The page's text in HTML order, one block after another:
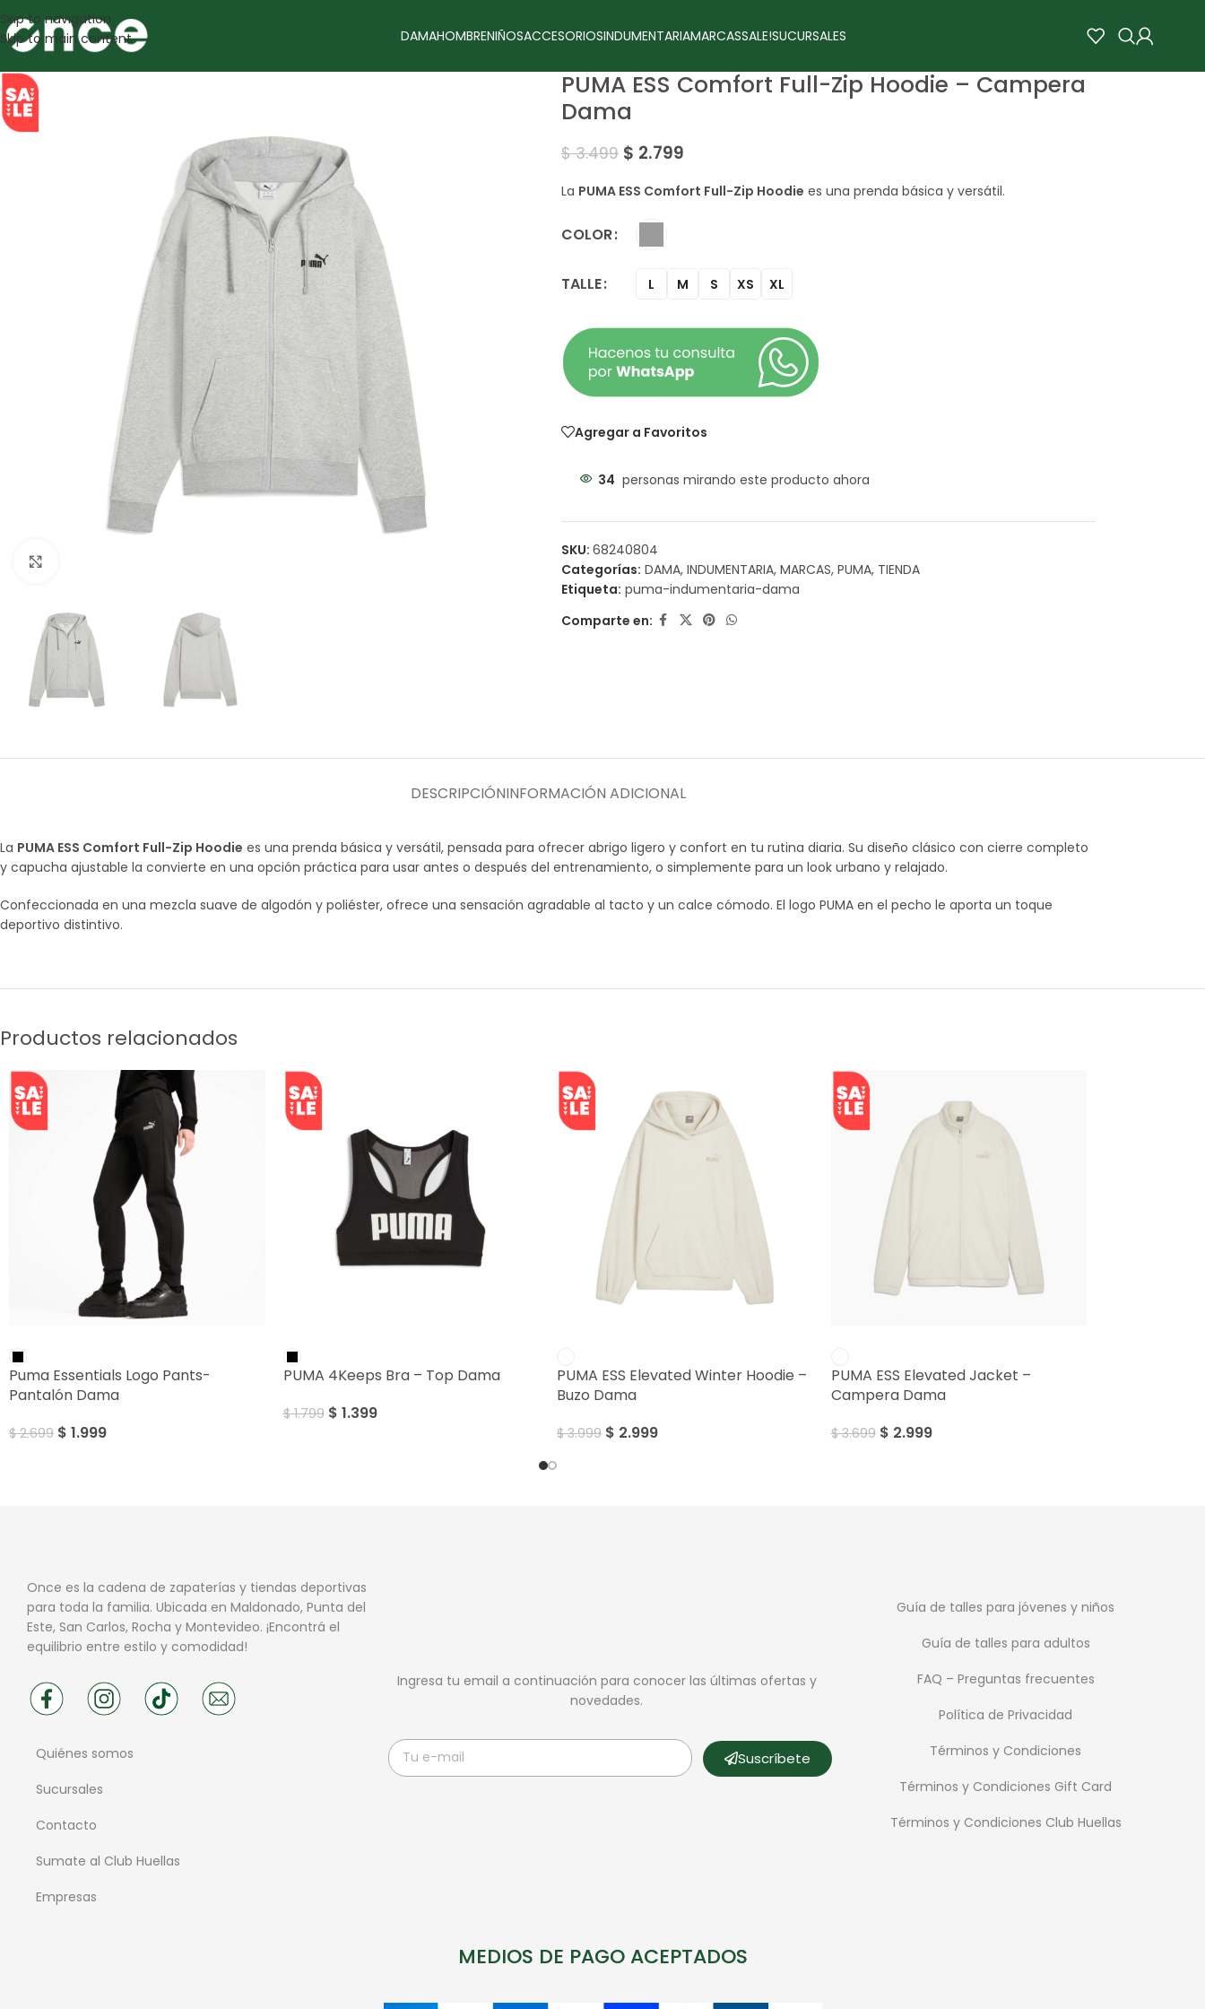
Skip to navigation
Skip to main content
DAMAHOMBRENIÑOSACCESORIOSINDUMENTARIAMARCASSALE!SUCURSALES
SALE
PUMA ESS Comfort Full-Zip Hoodie – Campera
Dama
$3.499 $ 2.799
La PUMA ESS Comfort Full-Zip Hoodie es una prenda básica y versátil.
COLOR
TALLE L M S XS XL
Agregar a Favoritos
34 personas mirando este producto ahora
SKU: 68240804
Categorías: DAMA, INDUMENTARIA, MARCAS, PUMA, TIENDA
Etiqueta: puma-indumentaria-dama
Comparte en:
DESCRIPCIÓNINFORMACIÓN ADICIONAL
La PUMA ESS Comfort Full-Zip Hoodie es una prenda básica y versátil, pensada para ofrecer abrigo ligero y confort en tu rutina diaria. Su diseño clásico con cierre completo
y capucha ajustable la convierte en una opción práctica para usar antes o después del entrenamiento, o simplemente para un look urbano y relajado.
Confeccionada en una mezcla suave de algodón y poliéster, ofrece una sensación agradable al tacto y un calce cómodo. El logo PUMA en el pecho le aporta un toque
deportivo distintivo.
Productos relacionados
Puma Essentials Logo Pants-
Pantalón Dama
$2.699 $ 1.999
PUMA 4Keeps Bra – Top Dama
$1.799 $ 1.399
PUMA ESS Elevated Winter Hoodie –
Buzo Dama
$3.999 $ 2.999
PUMA ESS Elevated Jacket –
Campera Dama
$3.699 $ 2.999
Once es la cadena de zapaterías y tiendas deportivas
para toda la familia. Ubicada en Maldonado, Punta del
Este, San Carlos, Rocha y Montevideo. ¡Encontrá el
equilibrio entre estilo y comodidad!
Quiénes somos
Sucursales
Contacto
Sumate al Club Huellas
Empresas
Ingresa tu email a continuación para conocer las últimas ofertas y
novedades.
Suscríbete
Guía de talles para jóvenes y niños
Guía de talles para adultos
FAQ – Preguntas frecuentes
Política de Privacidad
Términos y Condiciones
Términos y Condiciones Gift Card
Términos y Condiciones Club Huellas
MEDIOS DE PAGO ACEPTADOS